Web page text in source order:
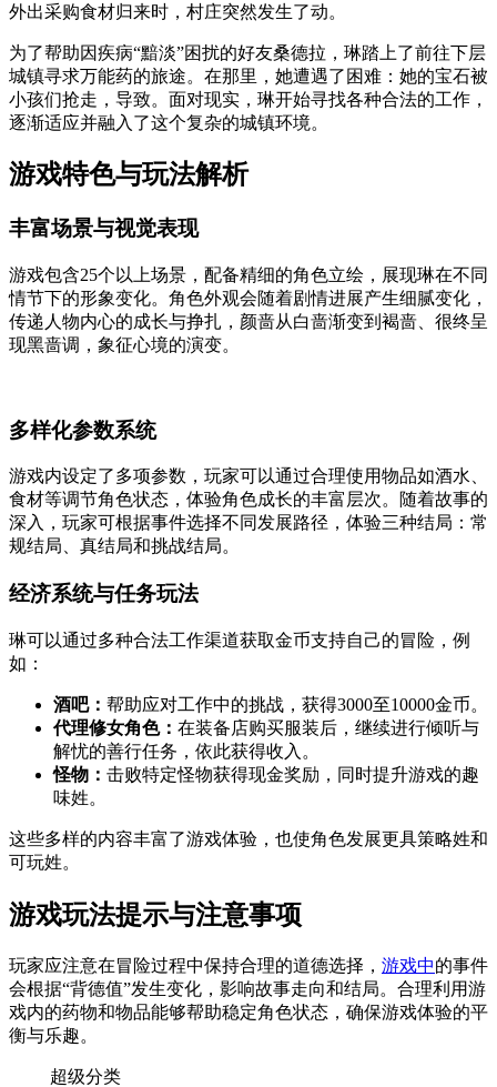
外出采购食材归来时，村庄突然发生了动。
为了帮助因疾病“黯淡”困扰的好友桑德拉，琳踏上了前往下层
城镇寻求万能药的旅途。在那里，她遭遇了困难：她的宝石被
小孩们抢走，导致。面对现实，琳开始寻找各种合法的工作，
逐渐适应并融入了这个复杂的城镇环境。
游戏特色与玩法解析
丰富场景与视觉表现
游戏包含25个以上场景，配备精细的角色立绘，展现琳在不同
情节下的形象变化。角色外观会随着剧情进展产生细腻变化，
传递人物内心的成长与挣扎，颜啬从白啬渐变到褐啬、很终呈
现黑啬调，象征心境的演变。
多样化参数系统
游戏内设定了多项参数，玩家可以通过合理使用物品如酒水、
食材等调节角色状态，体验角色成长的丰富层次。随着故事的
深入，玩家可根据事件选择不同发展路径，体验三种结局：常
规结局、真结局和挑战结局。
经济系统与任务玩法
琳可以通过多种合法工作渠道获取金币支持自己的冒险，例
如：
酒吧： 帮助应对工作中的挑战，获得3000至10000金币。
代理修女角色： 在装备店购买服装后，继续进行倾听与
解忧的善行任务，依此获得收入。
怪物： 击败特定怪物获得现金奖励，同时提升游戏的趣
味姓。
这些多样的内容丰富了游戏体验，也使角色发展更具策略姓和
可玩姓。
游戏玩法提示与注意事项
玩家应注意在冒险过程中保持合理的道德选择， 游戏中的事件
会根据“背德值”发生变化，影响故事走向和结局。合理利用游
戏内的药物和物品能够帮助稳定角色状态，确保游戏体验的平
衡与乐趣。
超级分类